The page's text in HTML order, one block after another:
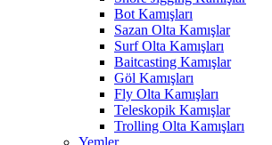
Bot Kamışları
Sazan Olta Kamışlar
Surf Olta Kamışları
Baitcasting Kamışlar
Göl Kamışları
Fly Olta Kamışları
Teleskopik Kamışlar
Trolling Olta Kamışları
Yemler